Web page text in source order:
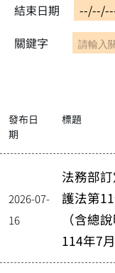
結束日期
關鍵字
發布日
期
標題
2026-07-
16
法務部
護法第
（含總
114年7